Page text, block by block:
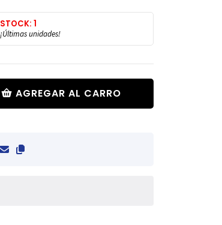
STOCK: 1
¡Últimas unidades!
AGREGAR AL CARRO